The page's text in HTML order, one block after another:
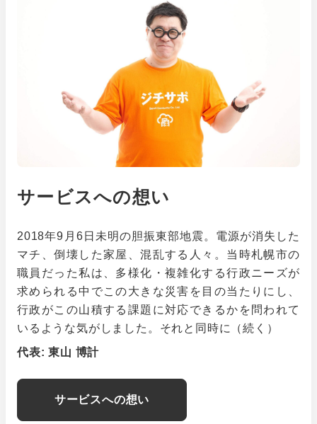
サービスへの想い
2018年9月6日未明の胆振東部地震。電源が消失した
マチ、倒壊した家屋、混乱する人々。当時札幌市の
職員だった私は、多様化・複雑化する行政ニーズが
求められる中でこの大きな災害を目の当たりにし、
行政がこの山積する課題に対応できるかを問われて
いるような気がしました。それと同時に（続く）
代表: 東山 博計
サービスへの想い